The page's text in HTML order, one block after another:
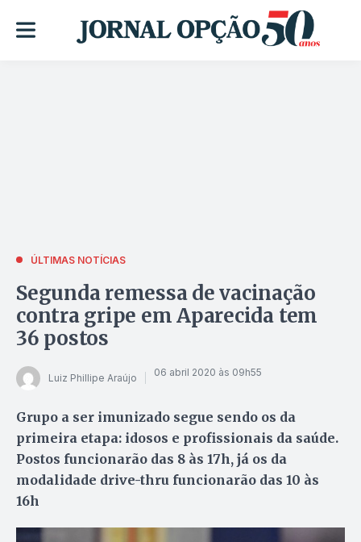
ÚLTIMAS NOTÍCIAS
Segunda remessa de vacinação
contra gripe em Aparecida tem
36 postos
Luiz Phillipe Araújo 06 abril 2020 às 09h55
Grupo a ser imunizado segue sendo os da
primeira etapa: idosos e profissionais da saúde.
Postos funcionarão das 8 às 17h, já os da
modalidade drive-thru funcionarão das 10 às
16h